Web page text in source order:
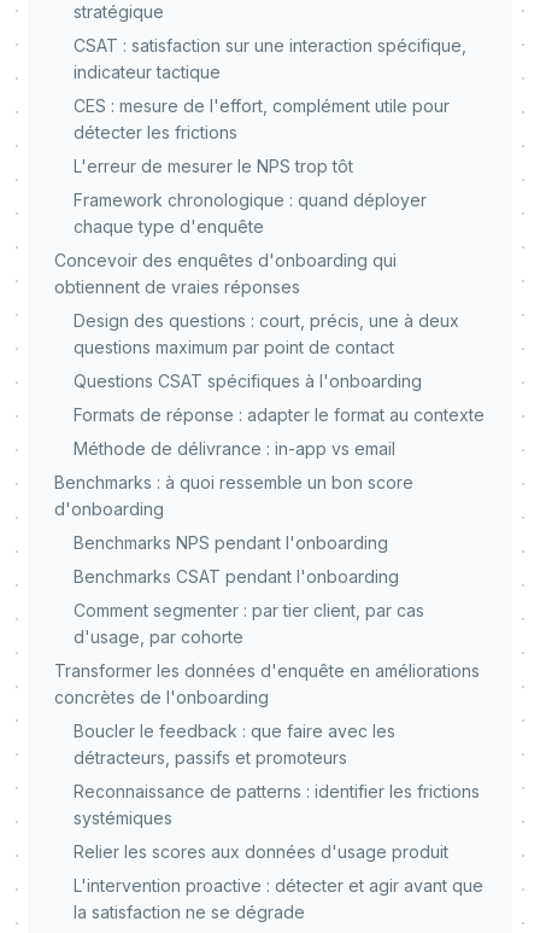
stratégique
CSAT : satisfaction sur une interaction spécifique,
indicateur tactique
CES : mesure de l'effort, complément utile pour
détecter les frictions
L'erreur de mesurer le NPS trop tôt
Framework chronologique : quand déployer
chaque type d'enquête
Concevoir des enquêtes d'onboarding qui
obtiennent de vraies réponses
Design des questions : court, précis, une à deux
questions maximum par point de contact
Questions CSAT spécifiques à l'onboarding
Formats de réponse : adapter le format au contexte
Méthode de délivrance : in-app vs email
Benchmarks : à quoi ressemble un bon score
d'onboarding
Benchmarks NPS pendant l'onboarding
Benchmarks CSAT pendant l'onboarding
Comment segmenter : par tier client, par cas
d'usage, par cohorte
Transformer les données d'enquête en améliorations
concrètes de l'onboarding
Boucler le feedback : que faire avec les
détracteurs, passifs et promoteurs
Reconnaissance de patterns : identifier les frictions
systémiques
Relier les scores aux données d'usage produit
L'intervention proactive : détecter et agir avant que
la satisfaction ne se dégrade